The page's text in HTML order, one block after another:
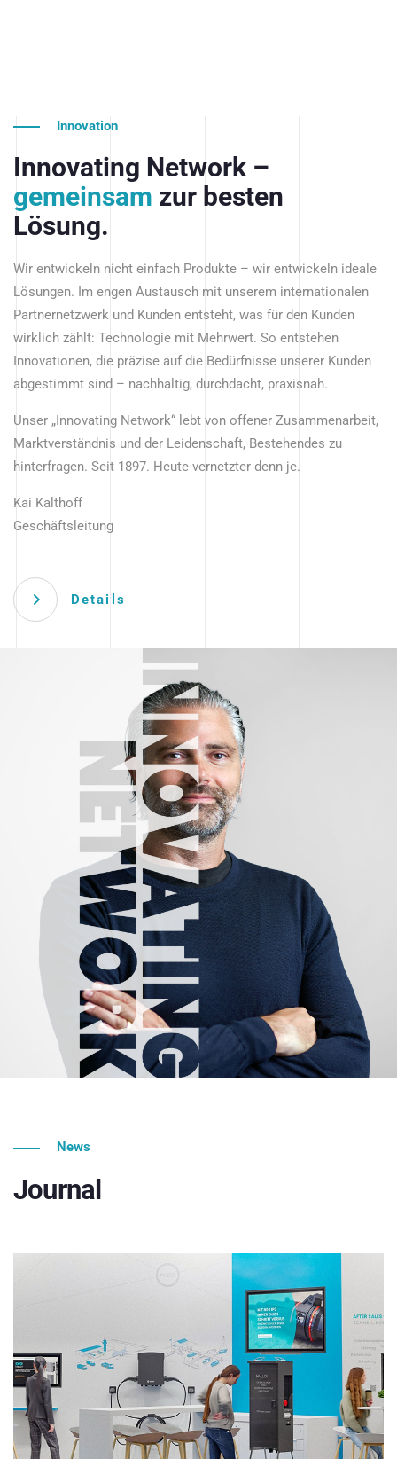
Innovation
Innovating Network –
gemeinsam zur besten
Lösung.
Wir entwickeln nicht einfach Produkte – wir entwickeln ideale
Lösungen. Im engen Austausch mit unserem internationalen
Partnernetzwerk und Kunden entsteht, was für den Kunden
wirklich zählt: Technologie mit Mehrwert. So entstehen
Innovationen, die präzise auf die Bedürfnisse unserer Kunden
abgestimmt sind – nachhaltig, durchdacht, praxisnah.
Unser „Innovating Network“ lebt von offener Zusammenarbeit,
Marktverständnis und der Leidenschaft, Bestehendes zu
hinterfragen. Seit 1897. Heute vernetzter denn je.
Kai Kalthoff
Geschäftsleitung
Details
News
Journal